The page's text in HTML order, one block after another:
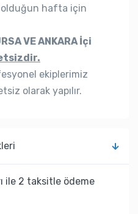
hafta için
VE ANKARA İçi
ekiplerimiz
olarak yapılır.
ile 2 taksitle ödeme